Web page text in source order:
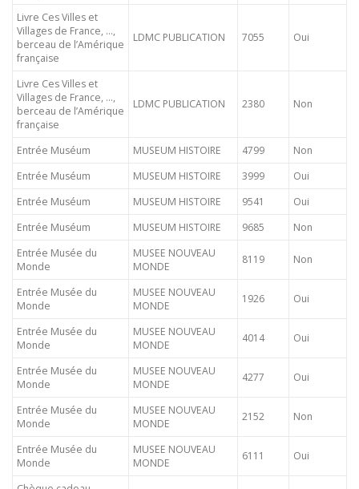
Livre Ces Villes et
Villages de France, …,
berceau de l’Amérique
française
LDMC PUBLICATION 7055 Oui
Livre Ces Villes et
Villages de France, …,
berceau de l’Amérique
française
LDMC PUBLICATION 2380 Non
Entrée Muséum MUSEUM HISTOIRE 4799
Non
Entrée Muséum
MUSEUM HISTOIRE 3999
Oui
Entrée Muséum
MUSEUM HISTOIRE 9541
Oui
Entrée Muséum
MUSEUM HISTOIRE 9685
Non
Entrée Musée du
Monde
MUSEE NOUVEAU
MONDE
8119 Non
Entrée Musée du
Monde
MUSEE NOUVEAU
MONDE
1926 Oui
Entrée Musée du
Monde
MUSEE NOUVEAU
MONDE
4014 Oui
Entrée Musée du
Monde
MUSEE NOUVEAU
MONDE
4277 Oui
Entrée Musée du
Monde
MUSEE NOUVEAU
MONDE
2152 Non
Entrée Musée du
Monde
MUSEE NOUVEAU
MONDE
6111 Oui